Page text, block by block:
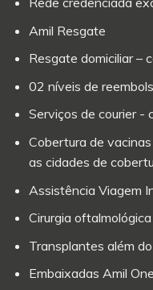
Amil Resgate
Resgate domiciliar –
02 níveis de
Serviços de courier -
Cobertura de
as cidades de
Assistência Viagem
Cirurgia
Transplantes além
Embaixadas Amil One